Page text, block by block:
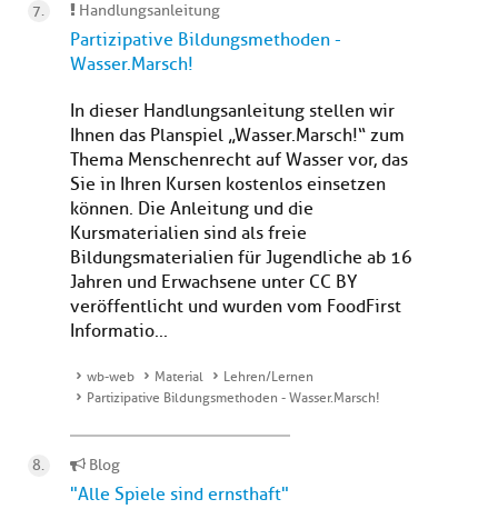
Handlungsanleitung
Partizipative Bildungsmethoden -
Wasser.Marsch!
In dieser Handlungsanleitung stellen wir
Ihnen das Planspiel „Wasser.Marsch!“ zum
Thema Menschenrecht auf Wasser vor, das
Sie in Ihren Kursen kostenlos einsetzen
können. Die Anleitung und die
Kursmaterialien sind als freie
Bildungsmaterialien für Jugendliche ab 16
Jahren und Erwachsene unter CC BY
veröffentlicht und wurden vom FoodFirst
Informatio...
wb-web Material
Lehren/Lernen
Partizipative Bildungsmethoden - Wasser.Marsch!
Blog
"Alle Spiele sind ernsthaft"